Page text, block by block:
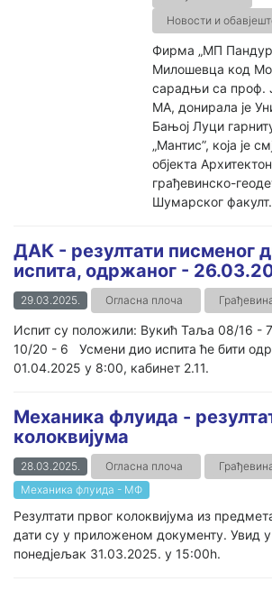
Новости и
Фирма „МП
Милошевца код
сарадњи са проф.
МА, донирала је
Бањој Луци
„Мантис”, која је
објекта
грађевинско-
Шумарског
ДАК - резултати писменог
испита, одржаног -
29.03.2025. Огласна плоча
Испит су положили: Вукић Таља 08/16 -
10/20 - 6 Усмени дио испита ће бити
01.04.2025 у 8:00, кабинет 2.11.
Механика флуида -
колоквијума
28.03.2025. Огласна плоча
Механика флуида - МФ
Резултати првог колоквијума из
дати су у приложеном документу. Увид у
понедјељак 31.03.2025. у 15:00h.